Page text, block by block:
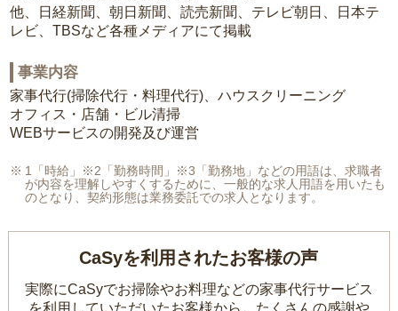
他、日経新聞、朝日新聞、読売新聞、テレビ朝日、日本テ
レビ、TBSなど各種メディアにて掲載
事業内容
家事代行(掃除代行・料理代行)、ハウスクリーニング
オフィス・店舗・ビル清掃
WEBサービスの開発及び運営
1「時給」※2「勤務時間」※3「勤務地」などの用語は、求職者
が内容を理解しやすくするために、一般的な求人用語を用いたも
のとなり、契約形態は業務委託での求人となります。
CaSyを利用されたお客様の声
実際にCaSyでお掃除やお料理などの家事代行サービス